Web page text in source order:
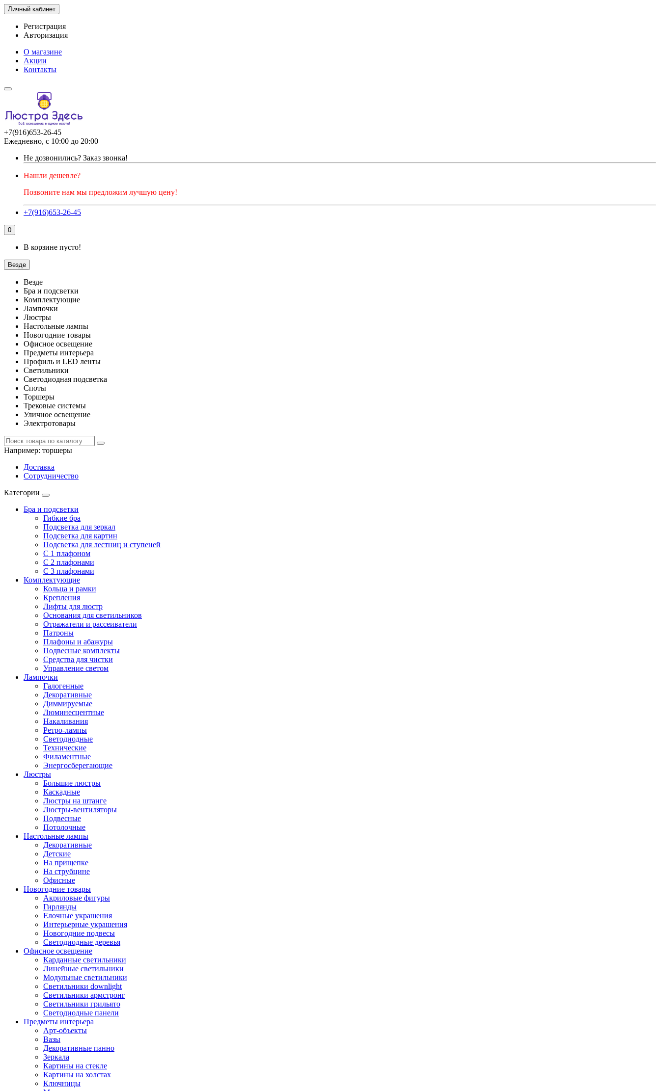
Личный кабинет
Регистрация
Авторизация
О магазине
Акции
Контакты
+7(916)653-26-45
Ежедневно, с 10:00 до 20:00
Не дозвонились? Заказ звонка!
Нашли дешевле?
Позвоните нам мы предложим лучшую цену!
+7(916)653-26-45
0
В корзине пусто!
Везде
Везде
Бра и подсветки
Комплектующие
Лампочки
Люстры
Настольные лампы
Новогодние товары
Офисное освещение
Предметы интерьера
Профиль и LED ленты
Светильники
Светодиодная подсветка
Споты
Торшеры
Трековые системы
Уличное освещение
Электротовары
Например: торшеры
Доставка
Сотрудничество
Категории
Бра и подсветки
Гибкие бра
Подсветка для зеркал
Подсветка для картин
Подсветка для лестниц и ступеней
С 1 плафоном
С 2 плафонами
С 3 плафонами
Комплектующие
Кольца и рамки
Крепления
Лифты для люстр
Основания для светильников
Отражатели и рассеиватели
Патроны
Плафоны и абажуры
Подвесные комплекты
Средства для чистки
Управление светом
Лампочки
Галогенные
Декоративные
Диммируемые
Люминесцентные
Накаливания
Ретро-лампы
Светодиодные
Технические
Филаментные
Энергосберегающие
Люстры
Большие люстры
Каскадные
Люстры на штанге
Люстры-вентиляторы
Подвесные
Потолочные
Настольные лампы
Декоративные
Детские
На прищепке
На струбцине
Офисные
Новогодние товары
Акриловые фигуры
Гирлянды
Елочные украшения
Интерьерные украшения
Новогодние подвесы
Светодиодные деревья
Офисное освещение
Карданные светильники
Линейные светильники
Модульные светильники
Светильники downlight
Светильники армстронг
Светильники грильято
Светодиодные панели
Предметы интерьера
Арт-объекты
Вазы
Декоративные панно
Зеркала
Картины на стекле
Картины на холстах
Ключницы